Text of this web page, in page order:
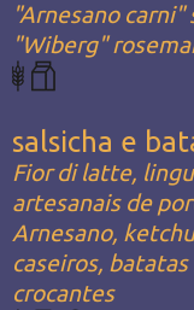
"Arnesano carni"
"Wiberg"
salsicha e
Fior di latte,
artesanais de
Arnesano,
caseiros,
crocantes